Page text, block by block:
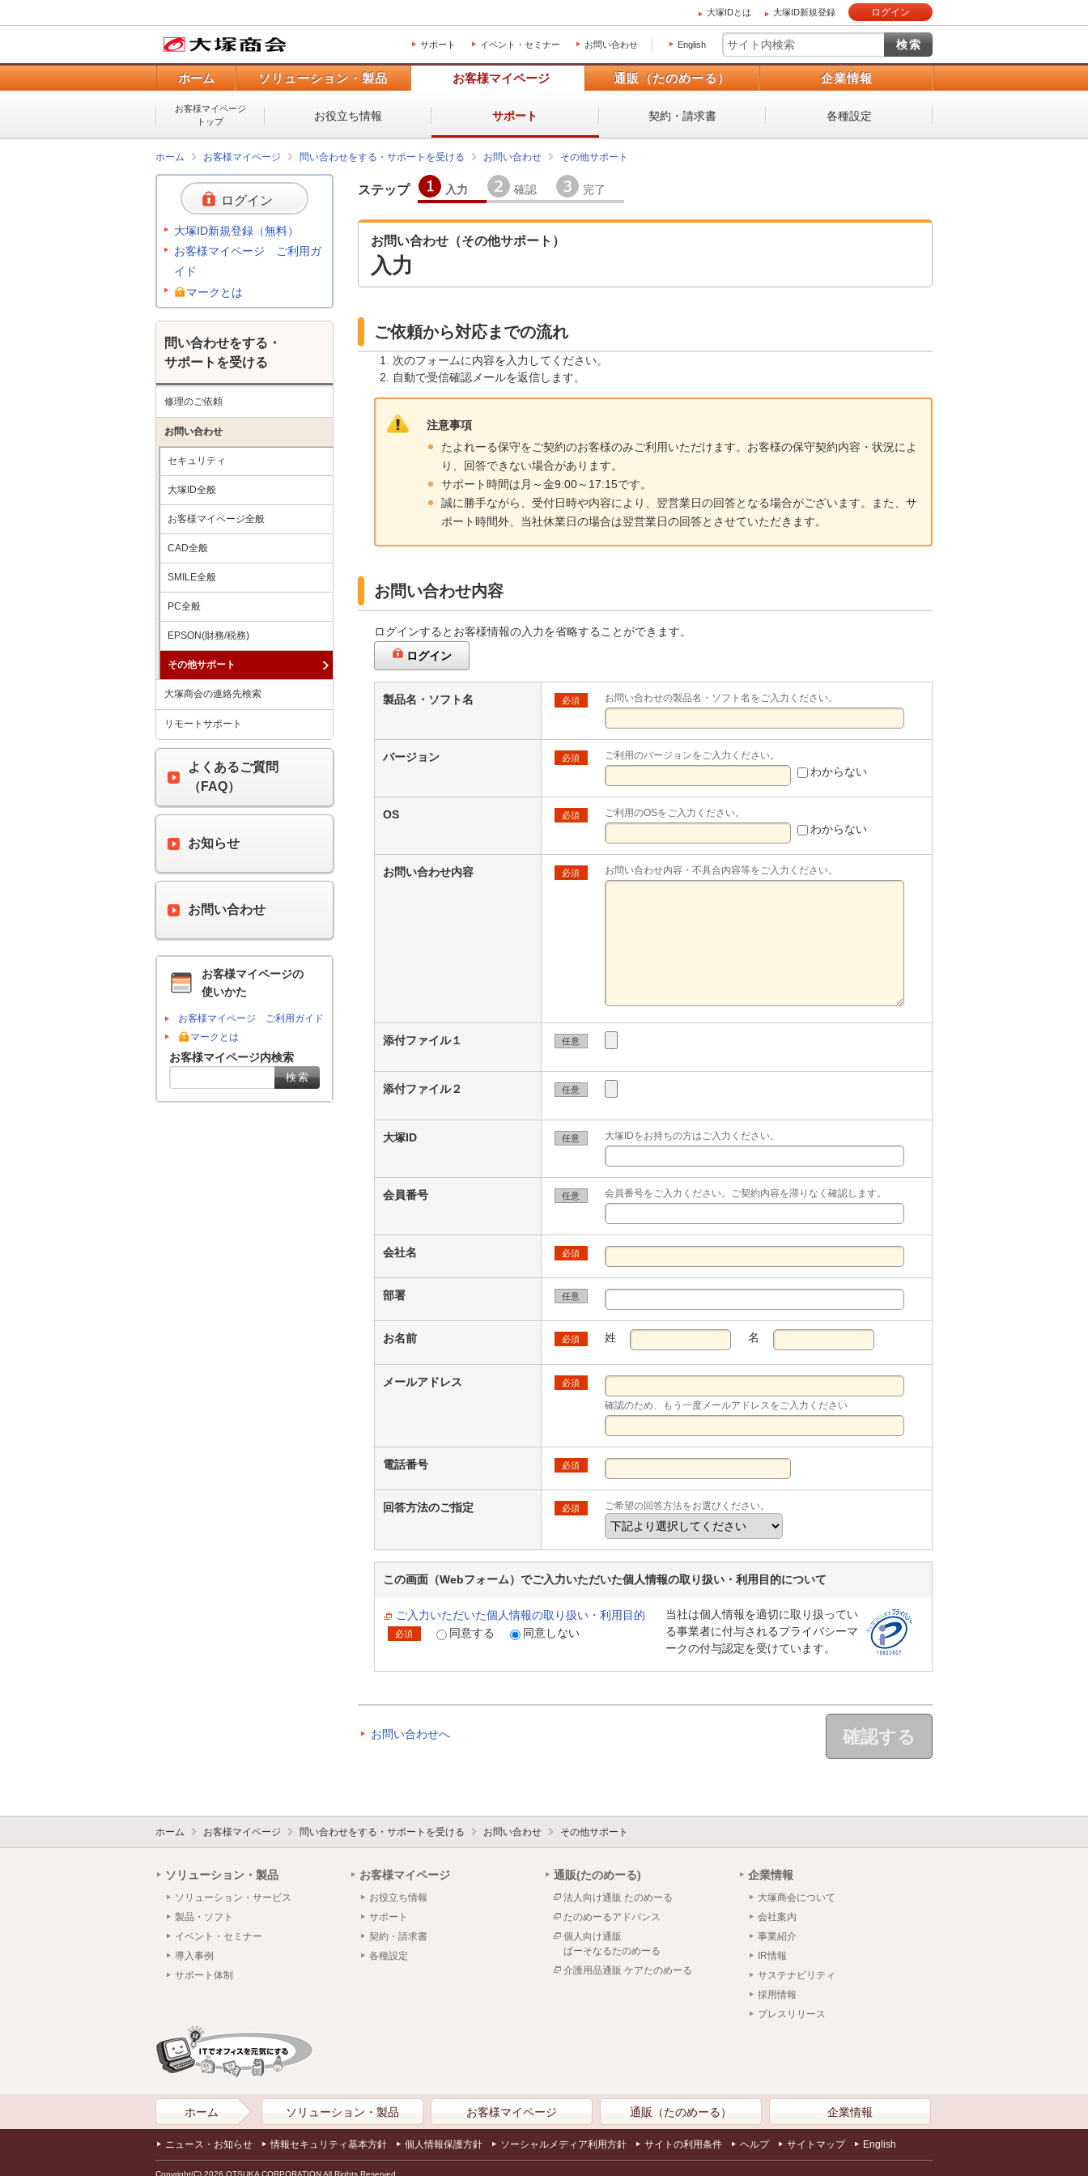
大塚IDとは 大塚ID新規登録 ログイン
サポート イベント・セミナー お問い合わせ English
ホーム ソリューション・製品 お客様マイページ 通販（たのめーる） 企業情報
お客様マイページ
トップ
お役立ち情報 サポート 契約・請求書 各種設定
ホーム お客様マイページ 問い合わせをする・サポートを受ける お問い合わせ その他サポート
ステップ 入力 確認 完了
お問い合わせ（その他サポート）
入力
ご依頼から対応までの流れ
次のフォームに内容を入力してください。
自動で受信確認メールを返信します。
注意事項
たよれーる保守をご契約のお客様のみご利用いただけます。お客様の保守契約内容・状況によ
り、回答できない場合があります。
サポート時間は月～金9:00～17:15です。
誠に勝手ながら、受付日時や内容により、翌営業日の回答となる場合がございます。また、サ
ポート時間外、当社休業日の場合は翌営業日の回答とさせていただきます。
お問い合わせ内容
ログインするとお客様情報の入力を省略することができます。
ログイン
製品名・ソフト名 必須 お問い合わせの製品名・ソフト名をご入力ください。
バージョン 必須 ご利用のバージョンをご入力ください。
わからない
OS 必須 ご利用のOSをご入力ください。
わからない
お問い合わせ内容 必須 お問い合わせ内容・不具合内容等をご入力ください。
添付ファイル１ 任意
添付ファイル２ 任意
大塚ID 任意 大塚IDをお持ちの方はご入力ください。
会員番号 任意 会員番号をご入力ください。ご契約内容を滞りなく確認します。
会社名 必須
部署 任意
お名前 必須 姓 名
メールアドレス 必須
確認のため、もう一度メールアドレスをご入力ください
電話番号 必須
回答方法のご指定 必須 ご希望の回答方法をお選びください。
この画面（Webフォーム）でご入力いただいた個人情報の取り扱い・利用目的について
ご入力いただいた個人情報の取り扱い・利用目的
必須 同意する 同意しない
当社は個人情報を適切に取り扱ってい
る事業者に付与されるプライバシーマ
ークの付与認定を受けています。
確認する
お問い合わせへ
ログイン
大塚ID新規登録（無料）
お客様マイページ ご利用ガ
イド
マークとは
問い合わせをする・
サポートを受ける
修理のご依頼
お問い合わせ
セキュリティ
大塚ID全般
お客様マイページ全般
CAD全般
SMILE全般
PC全般
EPSON(財務/税務)
その他サポート
大塚商会の連絡先検索
リモートサポート
よくあるご質問
（FAQ）
お知らせ
お問い合わせ
お客様マイページの
使いかた
お客様マイページ ご利用ガイド
マークとは
お客様マイページ内検索
ホーム お客様マイページ 問い合わせをする・サポートを受ける お問い合わせ その他サポート
ソリューション・製品
ソリューション・サービス
製品・ソフト
イベント・セミナー
導入事例
サポート体制
お客様マイページ
お役立ち情報
サポート
契約・請求書
各種設定
通販(たのめーる)
法人向け通販 たのめーる
たのめーるアドバンス
個人向け通販
ぱーそなるたのめーる
介護用品通販 ケアたのめーる
企業情報
大塚商会について
会社案内
事業紹介
IR情報
サステナビリティ
採用情報
プレスリリース
ホーム ソリューション・製品 お客様マイページ 通販（たのめーる） 企業情報
ニュース・お知らせ 情報セキュリティ基本方針 個人情報保護方針 ソーシャルメディア利用方針 サイトの利用条件 ヘルプ サイトマップ English
Copyright(C) 2026 OTSUKA CORPORATION All Rights Reserved.